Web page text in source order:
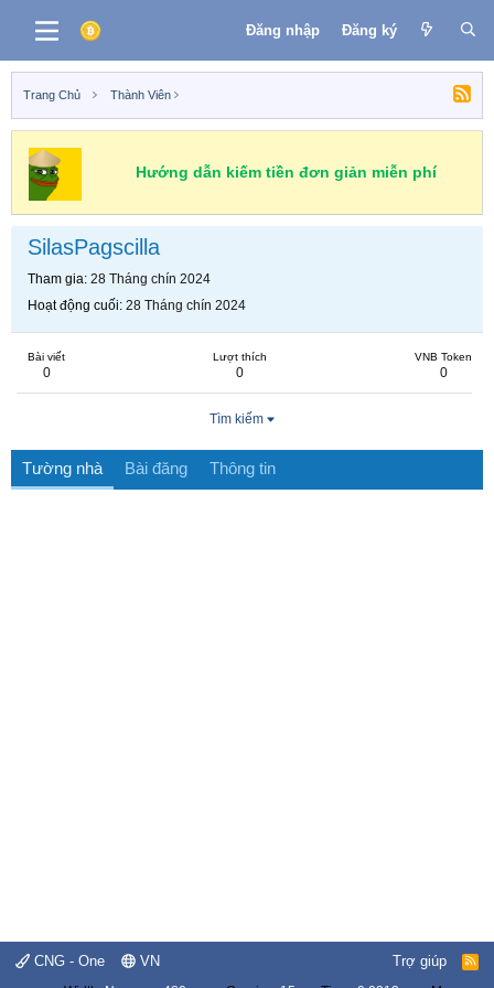
Đăng nhập Đăng ký
Trang Chủ Thành Viên
Hướng dẫn kiếm tiền đơn giản miễn phí
SilasPagscilla
Tham gia 28 Tháng chín 2024
Hoạt động cuối 28 Tháng chín 2024
Bài viết
0
Lượt thích
0
VNB Token
0
Tìm kiếm
Tường nhà Bài đăng Thông tin
CNG - One VN Trợ giúp
R